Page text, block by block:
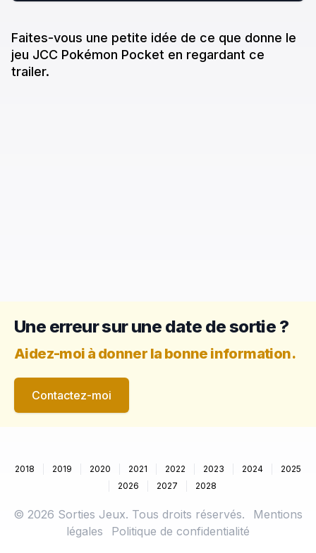
Faites-vous une petite idée de ce que donne le
jeu JCC Pokémon Pocket en regardant ce
trailer.
Une erreur sur une date de sortie ?
Aidez-moi à donner la bonne information.
Contactez-moi
2018 2019 2020 2021 2022 2023 2024
2025
2026
2027 2028
© 2026 Sorties Jeux. Tous droits réservés.
Mentions
légales
Politique de confidentialité